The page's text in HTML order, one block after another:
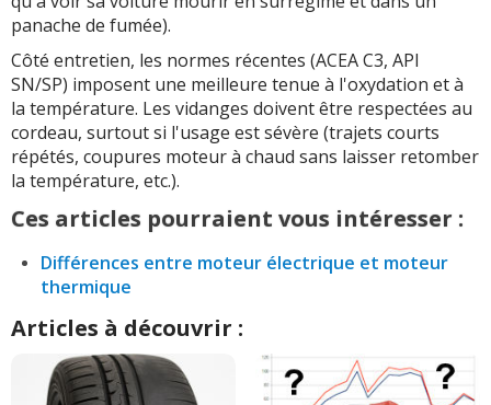
panache de fumée).
Côté entretien, les normes récentes (ACEA C3, API
SN/SP) imposent une meilleure tenue à l'oxydation et à
la température. Les vidanges doivent être respectées au
cordeau, surtout si l'usage est sévère (trajets courts
répétés, coupures moteur à chaud sans laisser retomber
la température, etc.).
Ces articles pourraient vous intéresser :
Différences entre moteur électrique et moteur
thermique
Articles à découvrir :